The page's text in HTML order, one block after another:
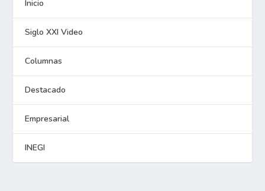
Inicio
Siglo XXI Video
Columnas
Destacado
Empresarial
INEGI